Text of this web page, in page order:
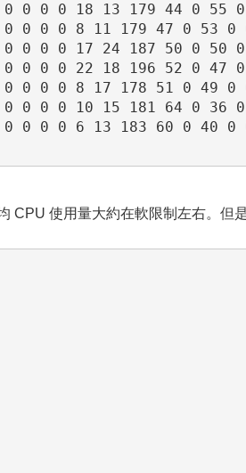
0 0 0 0 18 13 179 44 0 55
0 0 0 0 8 11 179 47 0 53 0
0 0 0 0 17 24 187 50 0 50
0 0 0 0 22 18 196 52 0 47
0 0 0 0 8 17 178 51 0 49 0
0 0 0 0 10 15 181 64 0 36
0 0 0 0 6 13 183 60 0 40 0
CPU 使用量大約在軟限制左右。但